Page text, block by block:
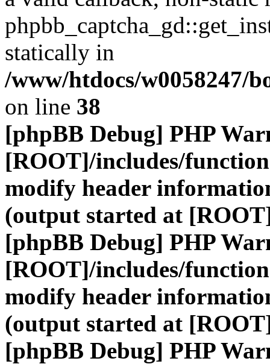
statically in
/www/htdocs/w0058247/
on line 38
[phpBB Debug] PHP
[ROOT]/includes/
modify header
(output started at
[phpBB Debug] PHP
[ROOT]/includes/
modify header
(output started at
[phpBB Debug] PHP